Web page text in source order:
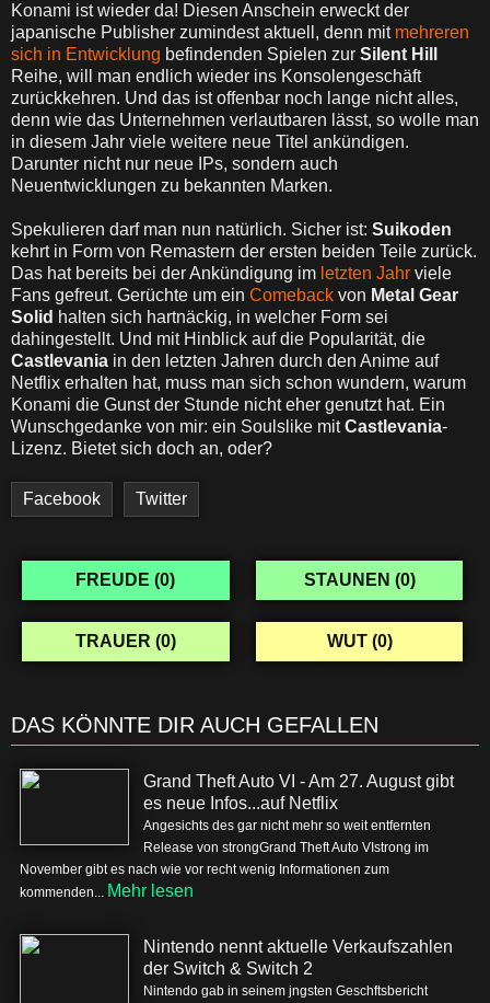
Konami ist wieder da! Diesen Anschein erweckt der
japanische Publisher zumindest aktuell, denn mit mehreren
sich in Entwicklung befindenden Spielen zur Silent Hill
Reihe, will man endlich wieder ins Konsolengeschäft
zurückkehren. Und das ist offenbar noch lange nicht alles,
denn wie das Unternehmen verlautbaren lässt, so wolle man
in diesem Jahr viele weitere neue Titel ankündigen.
Darunter nicht nur neue IPs, sondern auch
Neuentwicklungen zu bekannten Marken.
Spekulieren darf man nun natürlich. Sicher ist: Suikoden
kehrt in Form von Remastern der ersten beiden Teile zurück.
Das hat bereits bei der Ankündigung im letzten Jahr viele
Fans gefreut. Gerüchte um ein Comeback von Metal Gear
Solid halten sich hartnäckig, in welcher Form sei
dahingestellt. Und mit Hinblick auf die Popularität, die
Castlevania in den letzten Jahren durch den Anime auf
Netflix erhalten hat, muss man sich schon wundern, warum
Konami die Gunst der Stunde nicht eher genutzt hat. Ein
Wunschgedanke von mir: ein Soulslike mitCastlevania-
Lizenz. Bietet sich doch an, oder?
Facebook Twitter
FREUDE (0) STAUNEN (0)
TRAUER (0) WUT (0)
DAS KÖNNTE DIR AUCH GEFALLEN
Grand Theft Auto VI - Am 27. August gibt
es neue Infos...auf Netflix
Angesichts des gar nicht mehr so weit entfernten
Release von strongGrand Theft Auto VIstrong im
November gibt es nach wie vor recht wenig Informationen zum
kommenden... Mehr lesen
Nintendo nennt aktuelle Verkaufszahlen
der Switch & Switch 2
Nintendo gab in seinem jngsten Geschftsbericht